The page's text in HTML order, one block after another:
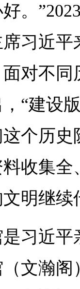
。
习近
对不
“建设
个历
收集
明继续
习近
文瀚